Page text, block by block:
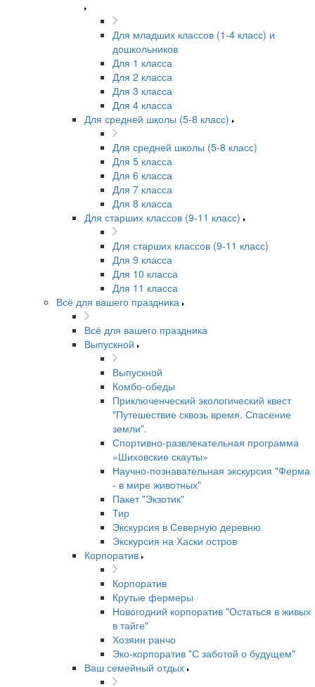
Для младших классов (1-4 класс) и
дошкольников
Для 1 класса
Для 2 класса
Для 3 класса
Для 4 класса
Для средней школы (5-8 класс)
Для средней школы (5-8 класс)
Для 5 класса
Для 6 класса
Для 7 класса
Для 8 класса
Для старших классов (9-11 класс)
Для старших классов (9-11 класс)
Для 9 класса
Для 10 класса
Для 11 класса
Всё для вашего праздника
Всё для вашего праздника
Выпускной
Выпускной
Комбо-обеды
Приключенческий экологический квест
"Путешествие сквозь время. Спасение
земли".
Спортивно-развлекательная программа
«Шиховские скауты»
Научно-познавательная экскурсия "Ферма
- в мире животных"
Пакет "Экзотик"
Тир
Экскурсия в Северную деревню
Экскурсия на Хаски остров
Корпоратив
Корпоратив
Крутые фермеры
Новогодний корпоратив "Остаться в живых
в тайге"
Хозяин ранчо
Эко-корпоратив "С заботой о будущем"
Ваш семейный отдых